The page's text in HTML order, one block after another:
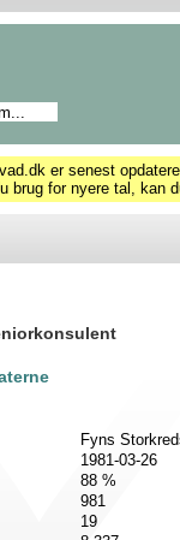
er senest
brug for nyere tal, kan
Fyns
1981-03-26
88 %
981
19